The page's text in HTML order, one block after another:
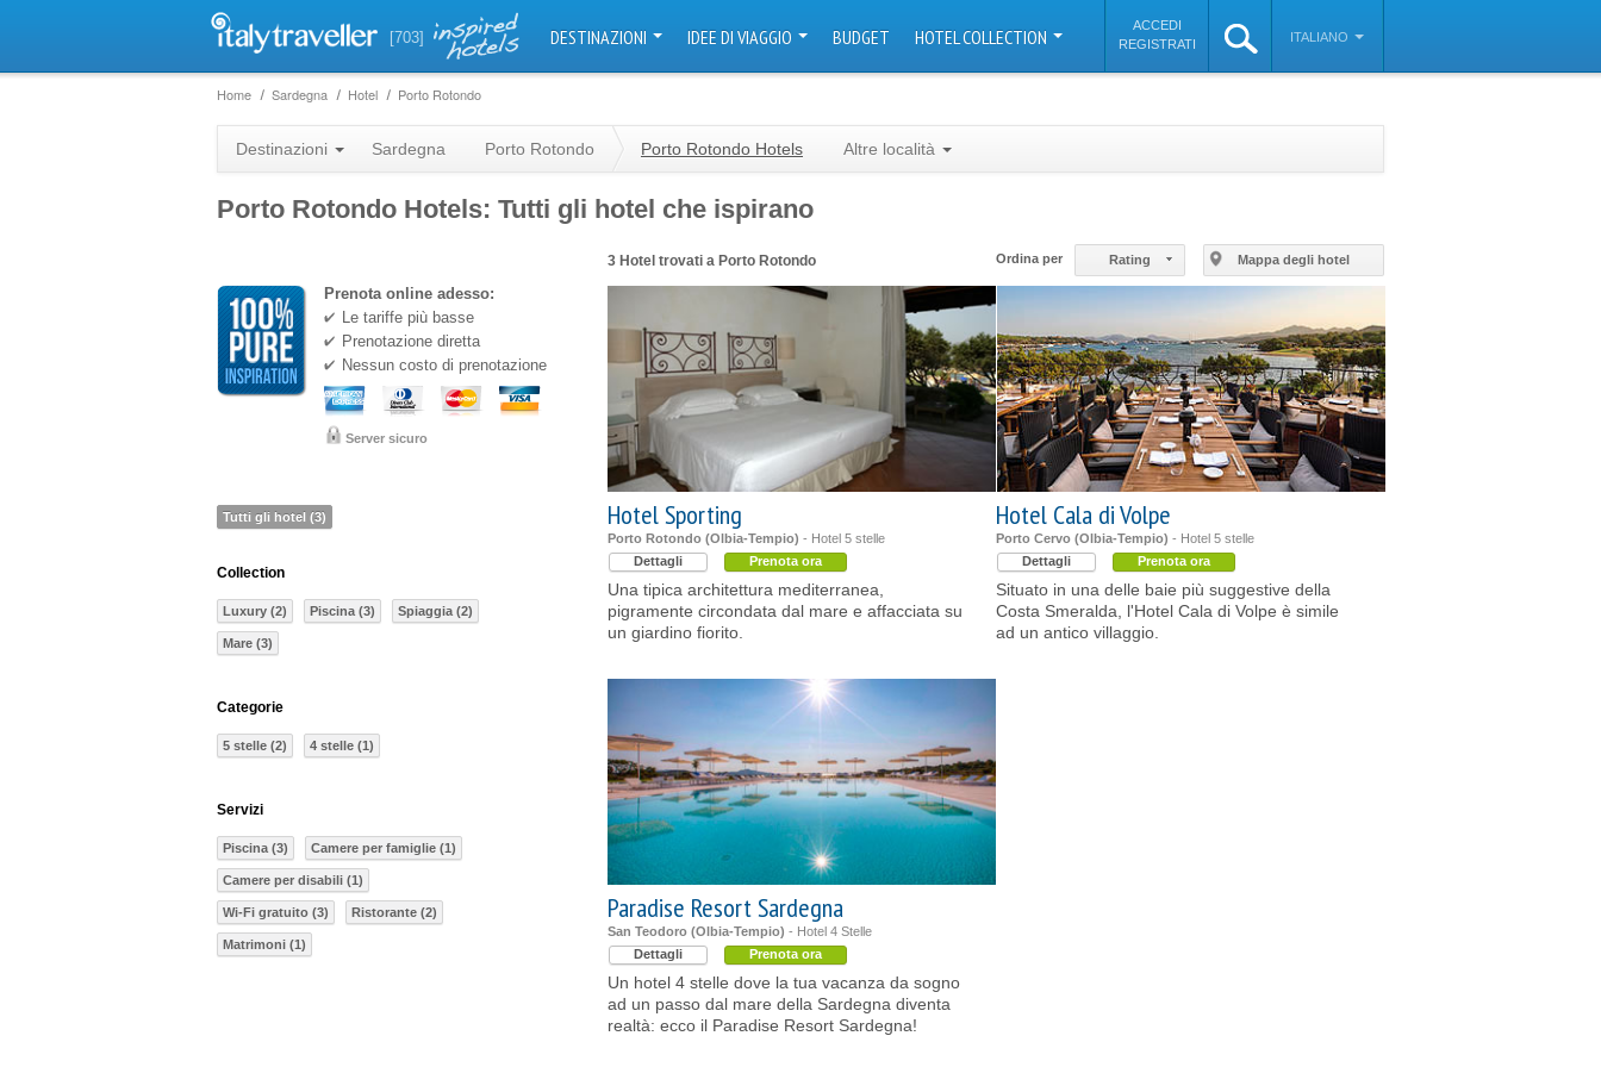
[703] DESTINAZIONI IDEE DI VIAGGIO BUDGET HOTEL COLLECTION
ACCEDI
REGISTRATI
ITALIANO
Home Sardegna Hotel Porto Rotondo
Destinazioni Sardegna Porto Rotondo Porto Rotondo Hotels Altre località
Porto Rotondo Hotels: Tutti gli hotel che ispirano
Ordina per Rating Mappa degli hotel
©OpenStreetMap contributors
3 Hotel trovati a Porto Rotondo
Hotel Sporting
Porto Rotondo (Olbia-Tempio) - Hotel 5 stelle
Dettagli
Prenota ora
Una tipica architettura mediterranea,
pigramente circondata dal mare e affacciata su
un giardino fiorito.
Hotel Cala di Volpe
Porto Cervo (Olbia-Tempio) - Hotel 5 stelle
Dettagli
Prenota ora
Situato in una delle baie più suggestive della
Costa Smeralda, l'Hotel Cala di Volpe è simile
ad un antico villaggio.
Paradise Resort Sardegna
San Teodoro (Olbia-Tempio) - Hotel 4 Stelle
Dettagli
Prenota ora
Un hotel 4 stelle dove la tua vacanza da sogno
ad un passo dal mare della Sardegna diventa
realtà: ecco il Paradise Resort Sardegna!
Prenota online adesso:
Le tariffe più basse
Prenotazione diretta
Nessun costo di prenotazione
Server sicuro
Tutti gli hotel (3)
Collection
Luxury (2) Piscina (3) Spiaggia (2)
Mare (3)
Categorie
5 stelle (2) 4 stelle (1)
Servizi
Piscina (3) Camere per famiglie (1)
Camere per disabili (1)
Wi-Fi gratuito (3) Ristorante (2)
Matrimoni (1)